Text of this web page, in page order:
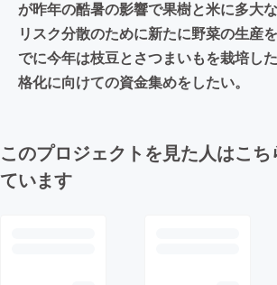
が昨年の酷暑の影響で果樹と米に多大
リスク分散のために新たに野菜の生産
でに今年は枝豆とさつまいもを栽培し
格化に向けての資金集めをしたい。
このプロジェクトを見た人はこ
ています